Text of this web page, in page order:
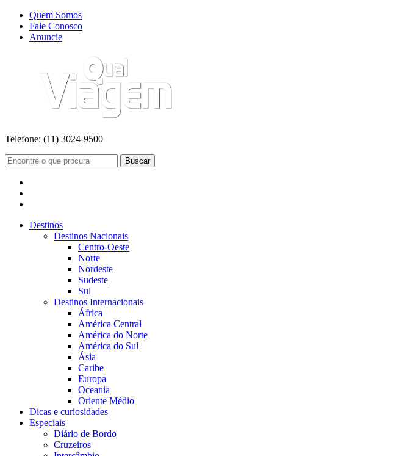
Quem Somos
Fale Conosco
Anuncie
Telefone: (11) 3024-9500
Buscar
Destinos
Destinos Nacionais
Centro-Oeste
Norte
Nordeste
Sudeste
Sul
Destinos Internacionais
África
América Central
América do Norte
América do Sul
Ásia
Caribe
Europa
Oceania
Oriente Médio
Dicas e curiosidades
Especiais
Diário de Bordo
Cruzeiros